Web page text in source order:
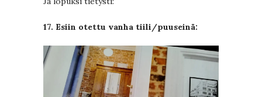
17. Esiin otettu vanha tiili/puuseinä: